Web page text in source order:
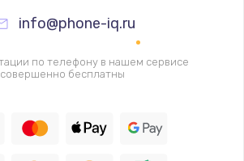
info@phone-iq.ru
по телефону в нашем сервисе
совершенно бесплатны